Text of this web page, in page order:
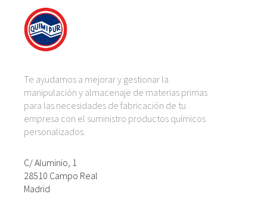
Te ayudamos a mejorar y gestionar la
manipulación y almacenaje de materias primas
para las necesidades de fabricación de tu
empresa con el suministro productos químicos
personalizados.
C/ Aluminio, 1
28510 Campo Real
Madrid